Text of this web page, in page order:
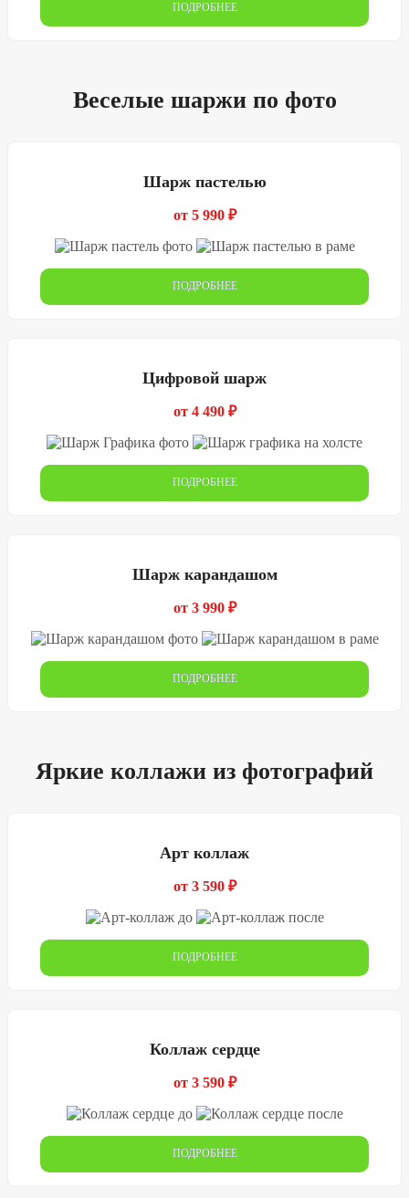
ПОДРОБНЕЕ
Веселые шаржи по фото
Шарж пастелью
от 5 990 ₽
ПОДРОБНЕЕ
Цифровой шарж
от 4 490 ₽
ПОДРОБНЕЕ
Шарж карандашом
от 3 990 ₽
ПОДРОБНЕЕ
Яркие коллажи из фотографий
Арт коллаж
от 3 590 ₽
ПОДРОБНЕЕ
Коллаж сердце
от 3 590 ₽
ПОДРОБНЕЕ